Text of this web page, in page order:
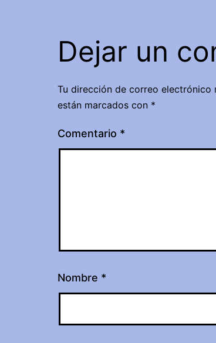
Dejar un
Tu dirección de correo electrónico
están marcados con *
Comentario *
Nombre *